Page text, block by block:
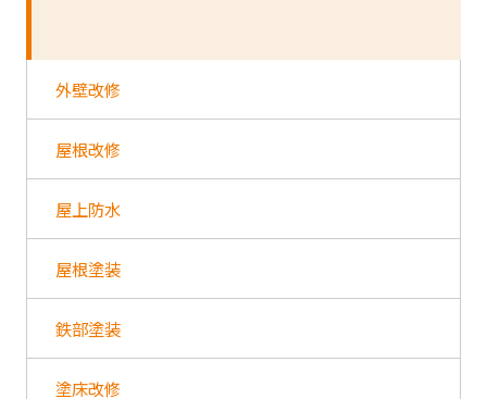
外壁改修
屋根改修
屋上防水
屋根塗装
鉄部塗装
塗床改修